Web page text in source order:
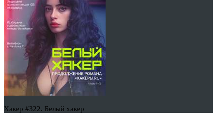
Хакер #322. Белый хакер